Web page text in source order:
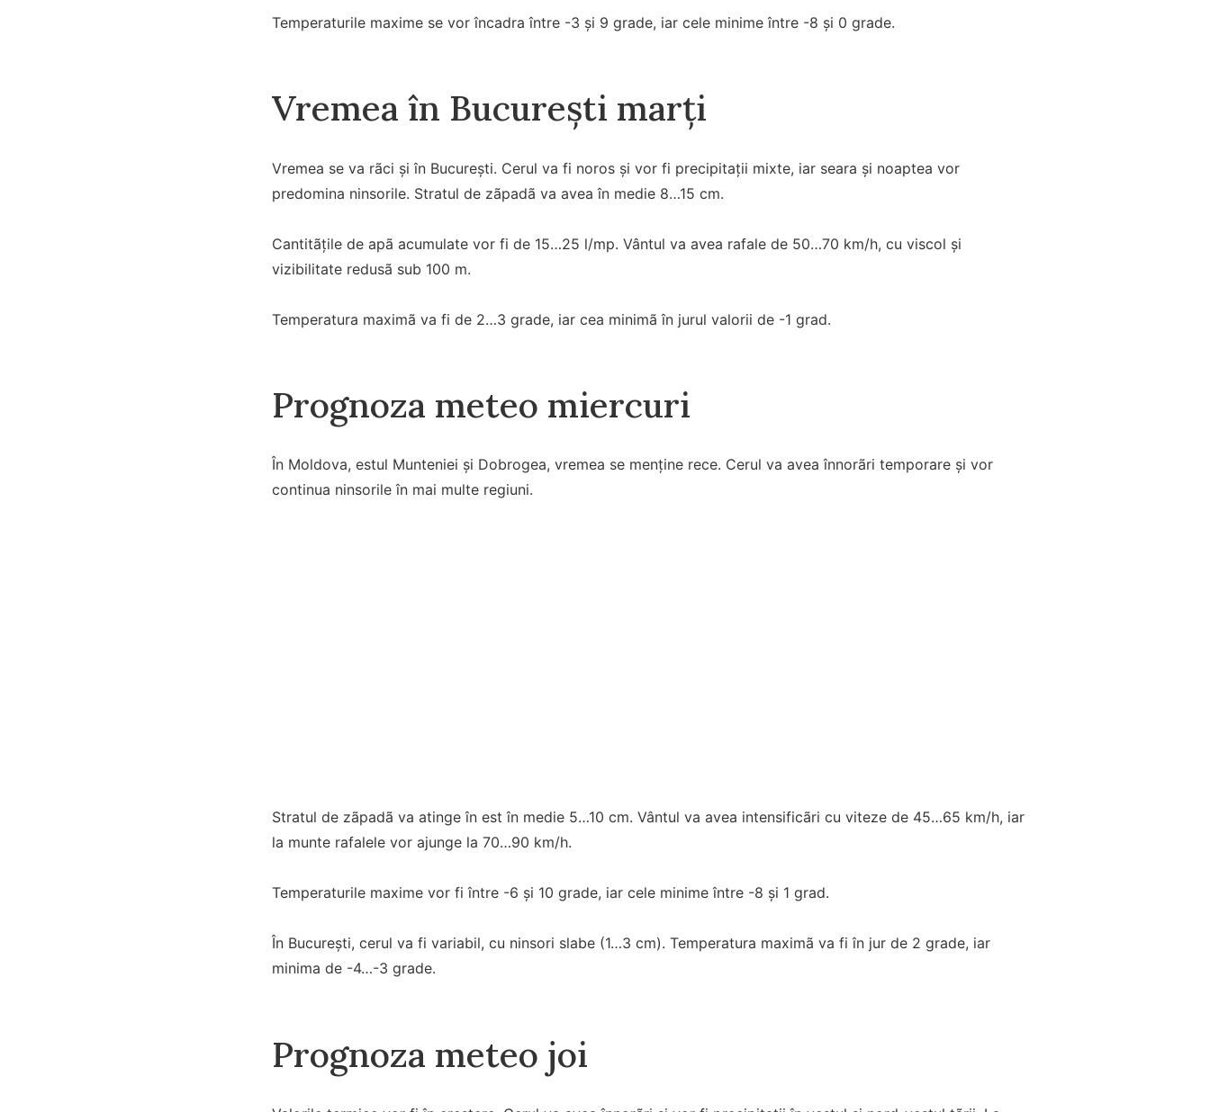
Temperaturile maxime se vor încadra între -3 şi 9 grade, iar cele minime între -8 şi 0 grade.
Vremea în București marți
Vremea se va rãci și în București. Cerul va fi noros şi vor fi precipitaţii mixte, iar seara şi noaptea vor
predomina ninsorile. Stratul de zãpadã va avea în medie 8…15 cm.
Cantitãţile de apã acumulate vor fi de 15…25 l/mp. Vântul va avea rafale de 50…70 km/h, cu viscol şi
vizibilitate redusã sub 100 m.
Temperatura maximã va fi de 2…3 grade, iar cea minimã în jurul valorii de -1 grad.
Prognoza meteo miercuri
În Moldova, estul Munteniei şi Dobrogea, vremea se menține rece. Cerul va avea înnorãri temporare şi vor
continua ninsorile în mai multe regiuni.
Stratul de zãpadã va atinge în est în medie 5…10 cm. Vântul va avea intensificãri cu viteze de 45…65 km/h, iar
la munte rafalele vor ajunge la 70…90 km/h.
Temperaturile maxime vor fi între -6 şi 10 grade, iar cele minime între -8 şi 1 grad.
În București, cerul va fi variabil, cu ninsori slabe (1…3 cm). Temperatura maximã va fi în jur de 2 grade, iar
minima de -4…-3 grade.
Prognoza meteo joi